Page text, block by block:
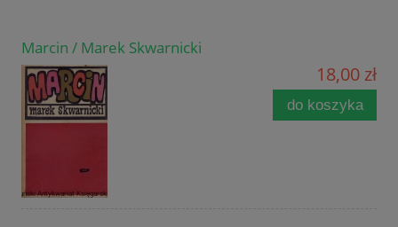
Marcin / Marek Skwarnicki
18,00 zł
do koszyka